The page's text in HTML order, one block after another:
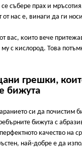
събере прах и
от нас е, винаги да ги
вас, които вече
му с кислород. Това
грешки,
бижута
си да почистим
бижута с
качество на
най-добре е да